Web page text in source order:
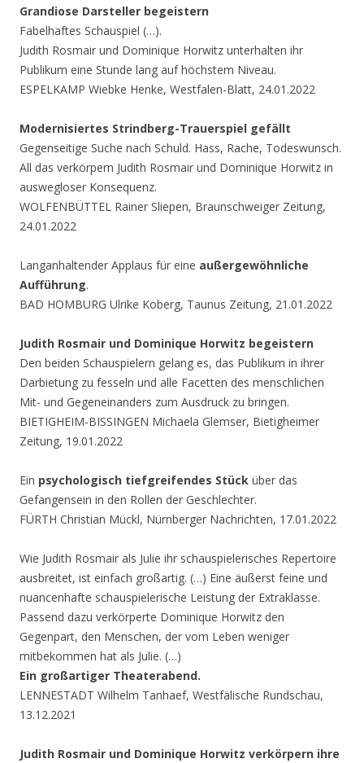
Grandiose Darsteller begeistern
Fabelhaftes Schauspiel (…).
Judith Rosmair und Dominique Horwitz unterhalten ihr
Publikum eine Stunde lang auf höchstem Niveau.
ESPELKAMP Wiebke Henke, Westfalen-Blatt, 24.01.2022
Modernisiertes Strindberg-Trauerspiel gefällt
Gegenseitige Suche nach Schuld. Hass, Rache, Todeswunsch.
All das verkörpern Judith Rosmair und Dominique Horwitz in
auswegloser Konsequenz.
WOLFENBÜTTEL Rainer Sliepen, Braunschweiger Zeitung,
24.01.2022
Langanhaltender Applaus für eine außergewöhnliche
Aufführung.
BAD HOMBURG Ulrike Koberg, Taunus Zeitung, 21.01.2022
Judith Rosmair und Dominique Horwitz begeistern
Den beiden Schauspielern gelang es, das Publikum in ihrer
Darbietung zu fesseln und alle Facetten des menschlichen
Mit- und Gegeneinanders zum Ausdruck zu bringen.
BIETIGHEIM-BISSINGEN Michaela Glemser, Bietigheimer
Zeitung, 19.01.2022
Ein psychologisch tiefgreifendes Stück über das
Gefangensein in den Rollen der Geschlechter.
FÜRTH Christian Mückl, Nürnberger Nachrichten, 17.01.2022
Wie Judith Rosmair als Julie ihr schauspielerisches Repertoire
ausbreitet, ist einfach großartig. (…) Eine äußerst feine und
nuancenhafte schauspielerische Leistung der Extraklasse.
Passend dazu verkörperte Dominique Horwitz den
Gegenpart, den Menschen, der vom Leben weniger
mitbekommen hat als Julie. (…)
Ein großartiger Theaterabend.
LENNESTADT Wilhelm Tanhaef, Westfälische Rundschau,
13.12.2021
Judith Rosmair und Dominique Horwitz verkörpern ihre